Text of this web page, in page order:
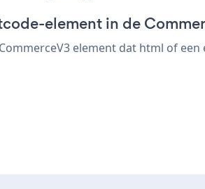
element in de
element dat html of